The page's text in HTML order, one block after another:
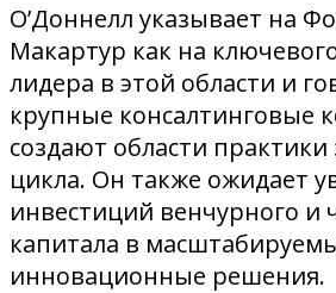
О’Доннелл указывает на
Макартур как на
лидера в этой области и
крупные консалтинговые
создают области практики
цикла. Он также ожидает
инвестиций венчурного и
капитала в
инновационные решения.